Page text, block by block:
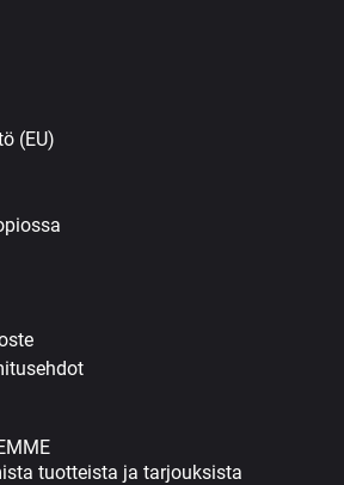
(EU)
tuotteista ja tarjouksista